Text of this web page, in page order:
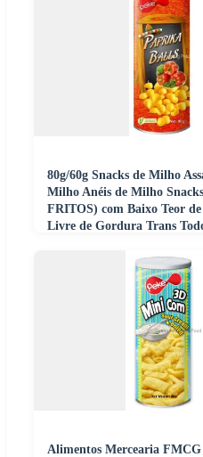
80g/60g Snacks de Milho
Milho Anéis de Milho
FRITOS) com Baixo Teor
Livre de Gordura Trans
Alimentos Mercearia